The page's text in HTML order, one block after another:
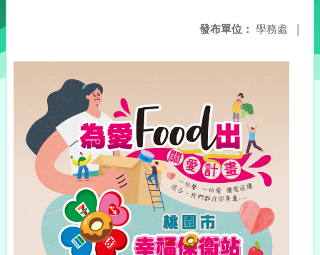
發布單位： 學務處 |